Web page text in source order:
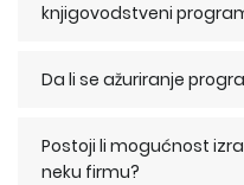
knjigovodstveni
Da li se ažuriranje
Postoji li mogućnost
neku firmu?